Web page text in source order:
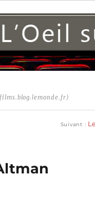
Suivant